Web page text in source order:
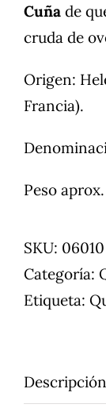
Cuña de
cruda de
Origen:
Francia).
Peso
SKU: 06010
Categoría:
Etiqueta:
Descripción